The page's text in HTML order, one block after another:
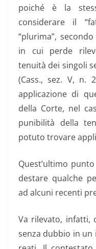
poiché è la
considerare il
“plurima”,
in cui perde
tenuità dei singoli
(Cass., sez. V, n.
applicazione di
della Corte, nel
punibilità della
potuto trovare
Quest’ultimo
destare qualche
ad alcuni recenti
Va rilevato, infatti,
senza dubbio in